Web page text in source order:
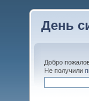
День
Добро
Не получили